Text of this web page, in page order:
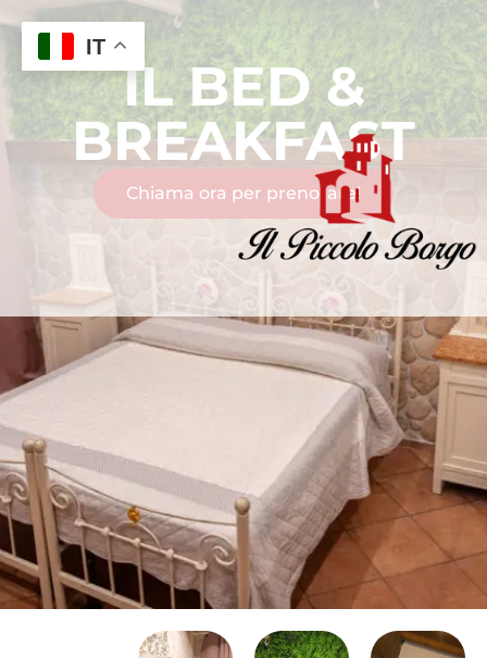
IL BED &
BREAKFAST
Chiama ora per prenotare!
IT